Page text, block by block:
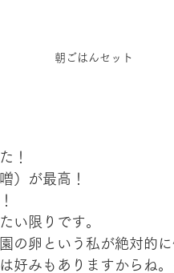
朝ごはんセット
！
）が最高！
い限りです。
の卵という私が絶対的
好みもありますからね